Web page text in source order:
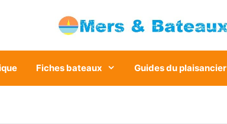
Fiches bateaux Guides du plaisancier